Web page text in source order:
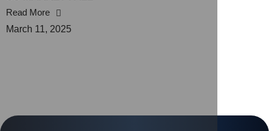
Read More
March 11, 2025